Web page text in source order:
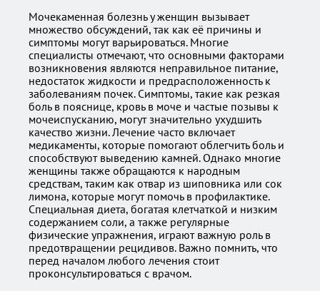
Мочекаменная болезнь у женщин вызывает
множество обсуждений, так как её причины и
симптомы могут варьироваться. Многие
специалисты отмечают, что основными факторами
возникновения являются неправильное питание,
недостаток жидкости и предрасположенность к
заболеваниям почек. Симптомы, такие как резкая
боль в пояснице, кровь в моче и частые позывы к
мочеиспусканию, могут значительно ухудшить
качество жизни. Лечение часто включает
медикаменты, которые помогают облегчить боль и
способствуют выведению камней. Однако многие
женщины также обращаются к народным
средствам, таким как отвар из шиповника или сок
лимона, которые могут помочь в профилактике.
Специальная диета, богатая клетчаткой и низким
содержанием соли, а также регулярные
физические упражнения, играют важную роль в
предотвращении рецидивов. Важно помнить, что
перед началом любого лечения стоит
проконсультироваться с врачом.